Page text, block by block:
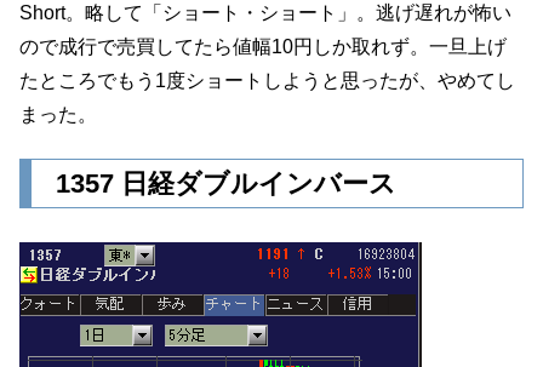
Short。略して「ショート・ショート」。逃げ遅れが怖い
ので成行で売買してたら値幅10円しか取れず。一旦上げ
たところでもう1度ショートしようと思ったが、やめてし
まった。
1357 日経ダブルインバース